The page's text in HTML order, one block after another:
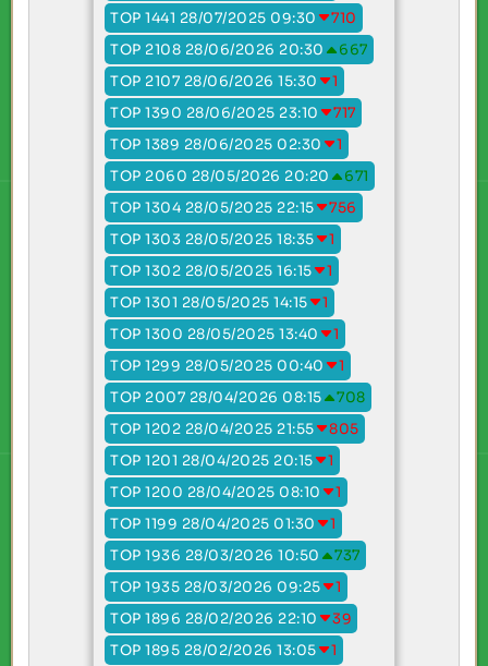
TOP 1441 28/07/2025 09:30
710
TOP 2108 28/06/2026 20:30
667
TOP 2107 28/06/2026 15:30
1
TOP 1390 28/06/2025 23:10
717
TOP 1389 28/06/2025 02:30
1
TOP 2060 28/05/2026 20:20
671
TOP 1304 28/05/2025 22:15
756
TOP 1303 28/05/2025 18:35
1
TOP 1302 28/05/2025 16:15
1
TOP 1301 28/05/2025 14:15
1
TOP 1300 28/05/2025 13:40
1
TOP 1299 28/05/2025 00:40
1
TOP 2007 28/04/2026 08:15
708
TOP 1202 28/04/2025 21:55
805
TOP 1201 28/04/2025 20:15
1
TOP 1200 28/04/2025 08:10
1
TOP 1199 28/04/2025 01:30
1
TOP 1936 28/03/2026 10:50
737
TOP 1935 28/03/2026 09:25
1
TOP 1896 28/02/2026 22:10
39
TOP 1895 28/02/2026 13:05
1